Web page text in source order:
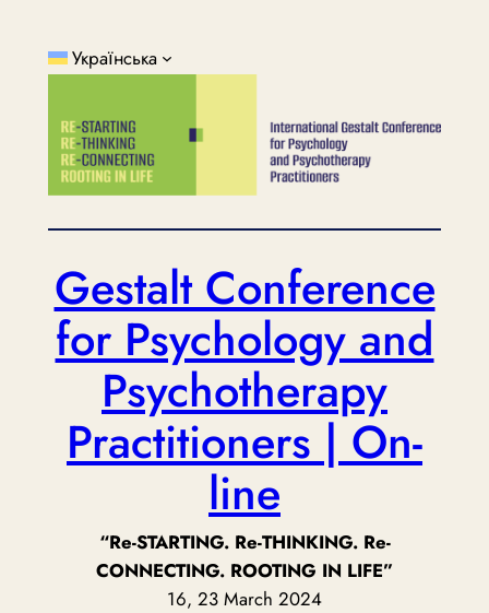
вмісту
Українська
Gestalt Conference
for Psychology and
Psychotherapy
Practitioners | On-
line
“Re-STARTING. Re-THINKING. Re-
CONNECTING. ROOTING IN LIFE”
16, 23 March 2024